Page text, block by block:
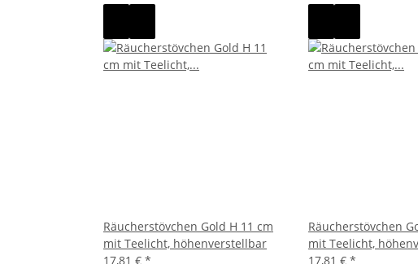
Räucherstövchen Gold H 11 cm
mit Teelicht, höhenverstellbar
17,81 € *
Räucherstövchen
mit Teelicht,
17,81 € *